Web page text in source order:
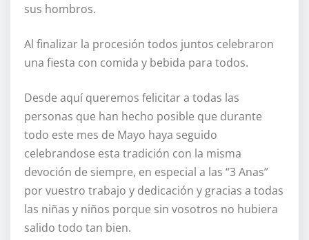
sus hombros.
Al finalizar la procesión todos juntos celebraron
una fiesta con comida y bebida para todos.
Desde aquí queremos felicitar a todas las
personas que han hecho posible que durante
todo este mes de Mayo haya seguido
celebrandose esta tradición con la misma
devoción de siempre, en especial a las “3 Anas”
por vuestro trabajo y dedicación y gracias a todas
las niñas y niños porque sin vosotros no hubiera
salido todo tan bien.